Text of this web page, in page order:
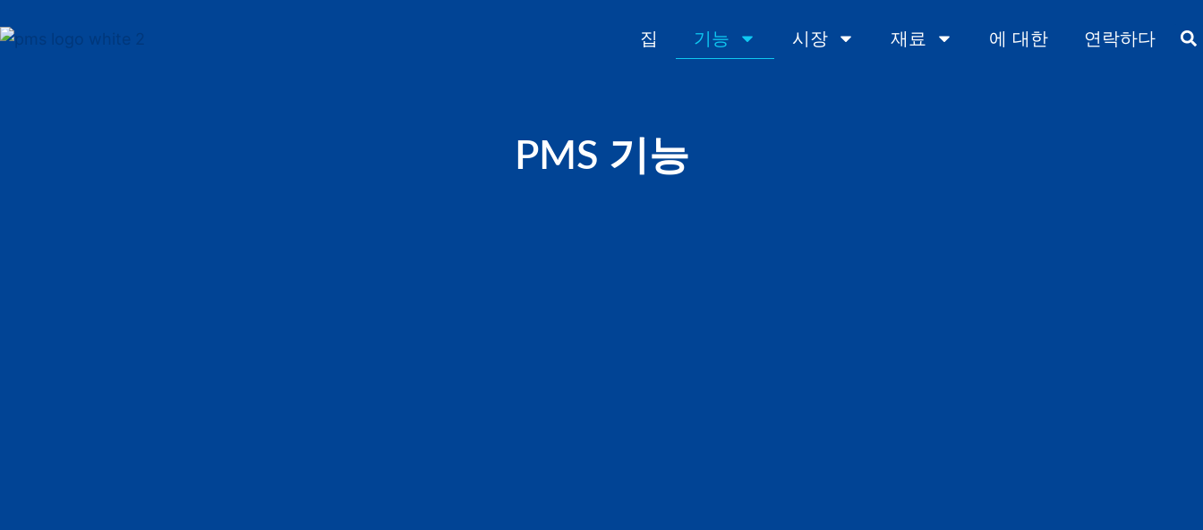
집 기능 시장 재료 에 대한 연락하다
PMS 기능